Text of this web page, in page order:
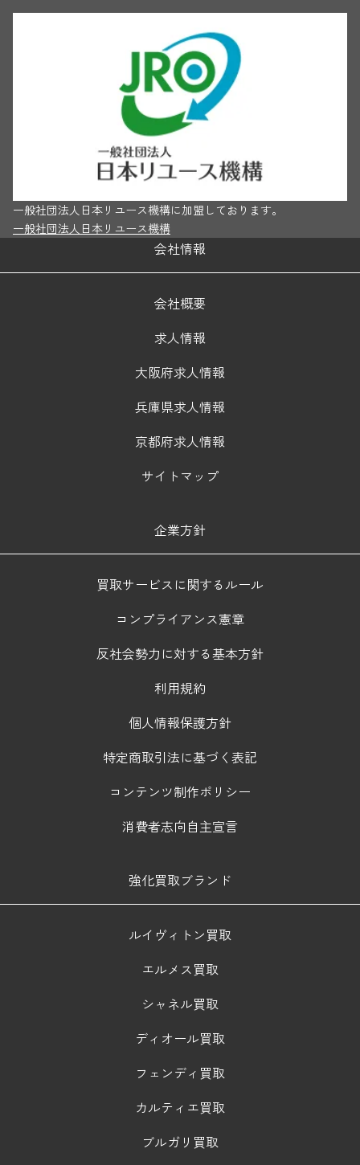
一般社団法人日本リユース機構に加盟しております。
一般社団法人日本リユース機構
会社情報
会社概要
求人情報
大阪府求人情報
兵庫県求人情報
京都府求人情報
サイトマップ
企業方針
買取サービスに関するルール
コンプライアンス憲章
反社会勢力に対する基本方針
利用規約
個人情報保護方針
特定商取引法に基づく表記
コンテンツ制作ポリシー
消費者志向自主宣言
強化買取ブランド
ルイヴィトン買取
エルメス買取
シャネル買取
ディオール買取
フェンディ買取
カルティエ買取
ブルガリ買取